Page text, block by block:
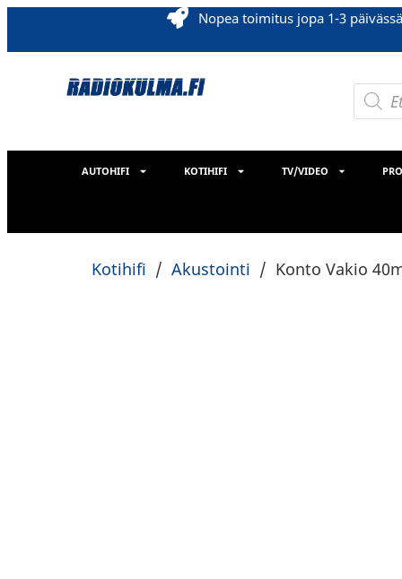
Nopea toimitus jopa 1-3 päivässä
AUTOHIFI KOTIHIFI TV/VIDEO
Kotihifi / Akustointi / Konto Vakio